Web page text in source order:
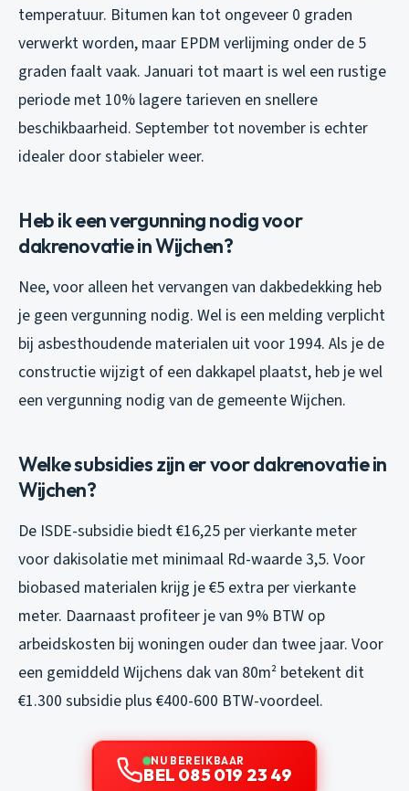
temperatuur. Bitumen kan tot ongeveer 0 graden
verwerkt worden, maar EPDM verlijming onder de 5
graden faalt vaak. Januari tot maart is wel een rustige
periode met 10% lagere tarieven en snellere
beschikbaarheid. September tot november is echter
idealer door stabieler weer.
Heb ik een vergunning nodig voor
dakrenovatie in Wijchen?
Nee, voor alleen het vervangen van dakbedekking heb
je geen vergunning nodig. Wel is een melding verplicht
bij asbesthoudende materialen uit voor 1994. Als je de
constructie wijzigt of een dakkapel plaatst, heb je wel
een vergunning nodig van de gemeente Wijchen.
Welke subsidies zijn er voor dakrenovatie in
Wijchen?
De ISDE-subsidie biedt €16,25 per vierkante meter
voor dakisolatie met minimaal Rd-waarde 3,5. Voor
biobased materialen krijg je €5 extra per vierkante
meter. Daarnaast profiteer je van 9% BTW op
arbeidskosten bij woningen ouder dan twee jaar. Voor
een gemiddeld Wijchens dak van 80m² betekent dit
€1.300 subsidie plus €400-600 BTW-voordeel.
NU BEREIKBAAR
BEL 085 019 23 49